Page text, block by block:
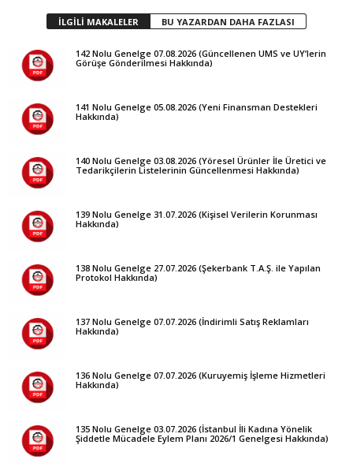
İLGİLİ MAKALELER BU YAZARDAN DAHA FAZLASI
142 Nolu Genelge 07.08.2026 (Güncellenen UMS ve UY’lerin
Görüşe Gönderilmesi Hakkında)
141 Nolu Genelge 05.08.2026 (Yeni Finansman Destekleri
Hakkında)
140 Nolu Genelge 03.08.2026 (Yöresel Ürünler İle Üretici ve
Tedarikçilerin Listelerinin Güncellenmesi Hakkında)
139 Nolu Genelge 31.07.2026 (Kişisel Verilerin Korunması
Hakkında)
138 Nolu Genelge 27.07.2026 (Şekerbank T.A.Ş. ile Yapılan
Protokol Hakkında)
137 Nolu Genelge 07.07.2026 (İndirimli Satış Reklamları
Hakkında)
136 Nolu Genelge 07.07.2026 (Kuruyemiş İşleme Hizmetleri
Hakkında)
135 Nolu Genelge 03.07.2026 (İstanbul İli Kadına Yönelik
Şiddetle Mücadele Eylem Planı 2026/1 Genelgesi Hakkında)